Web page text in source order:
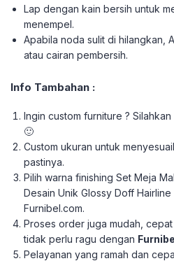
Lap dengan kain bersih untuk
menempel.
Apabila noda sulit di hilangkan,
atau cairan pembersih.
Info Tambahan :
Ingin custom furniture ?
🙂
Custom ukuran untuk
pastinya.
Pilih warna finishing Set Meja
Desain Unik Glossy Doff
Furnibel.com.
Proses order juga mudah,
tidak perlu ragu dengan
Pelayanan yang ramah dan